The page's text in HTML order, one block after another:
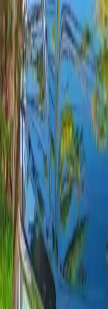
ideal para Agadir y sus
Plazas
Transmisión
Automatique
Combustible
Diesel
Desde 800 MAD/día
2025
· Volkswagen
Ver
Volkswagen
· Touareg
Touareg
SUV premium,
V6 TDI de 286 CV
transmisión
insignia (IQ.LIGHT
pulgadas). Ideal para
Plazas
5
Transmisión
Automatique
Combustible
Diesel